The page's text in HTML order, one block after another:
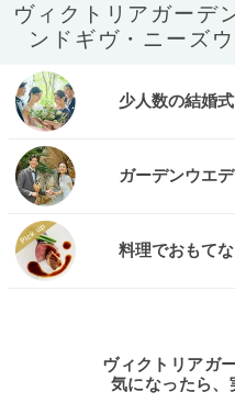
ヴィクトリアガーデ
ンドギヴ・ニーズ
少人数の結婚
ガーデンウエ
料理でおもて
ヴィクトリアガ
気になったら、